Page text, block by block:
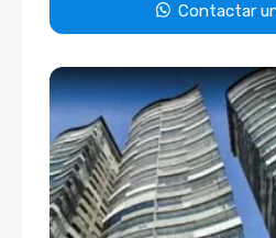
Contactar